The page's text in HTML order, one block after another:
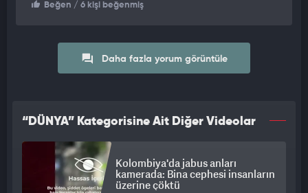
Beğen / 6 kişi beğenmiş
Daha fazla yorum görüntüle
“DÜNYA” Kategorisine Ait Diğer Videolar
Kolombiya'da jabus anları
kamerada: Bina cephesi insanların
üzerine çöktü